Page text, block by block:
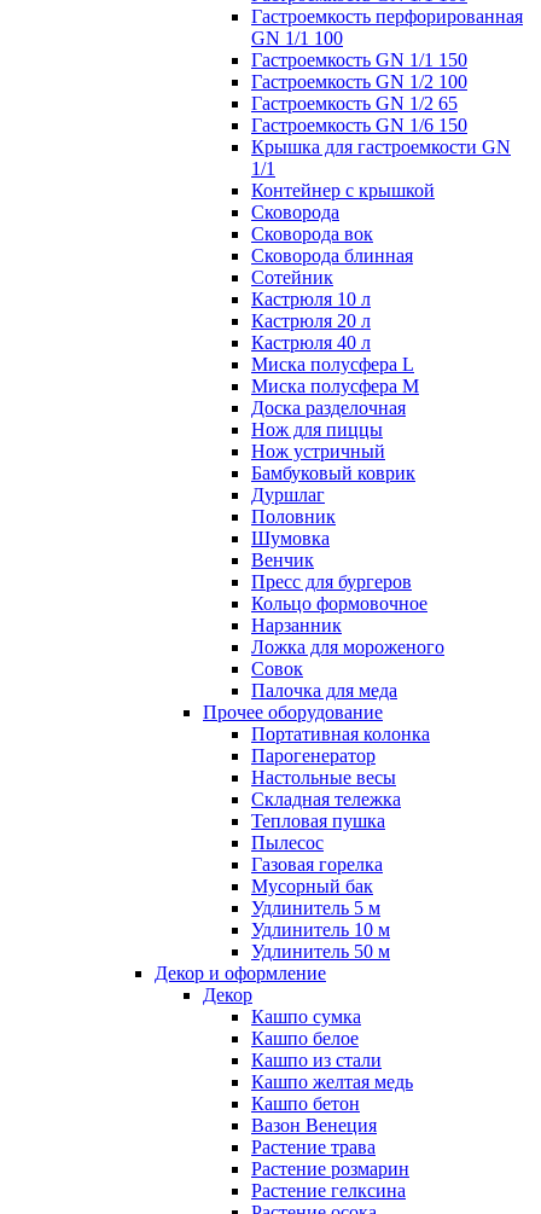
Гастроемкость перфорированная
GN 1/1 100
Гастроемкость GN 1/1 150
Гастроемкость GN 1/2 100
Гастроемкость GN 1/2 65
Гастроемкость GN 1/6 150
Крышка для гастроемкости GN
1/1
Контейнер с крышкой
Сковорода
Сковорода вок
Сковорода блинная
Сотейник
Кастрюля 10 л
Кастрюля 20 л
Кастрюля 40 л
Миска полусфера L
Миска полусфера M
Доска разделочная
Нож для пиццы
Нож устричный
Бамбуковый коврик
Дуршлаг
Половник
Шумовка
Венчик
Пресс для бургеров
Кольцо формовочное
Нарзанник
Ложка для мороженого
Совок
Палочка для меда
Прочее оборудование
Портативная колонка
Парогенератор
Настольные весы
Складная тележка
Тепловая пушка
Пылесос
Газовая горелка
Мусорный бак
Удлинитель 5 м
Удлинитель 10 м
Удлинитель 50 м
Декор и оформление
Декор
Кашпо сумка
Кашпо белое
Кашпо из стали
Кашпо желтая медь
Кашпо бетон
Вазон Венеция
Растение трава
Растение розмарин
Растение гелксина